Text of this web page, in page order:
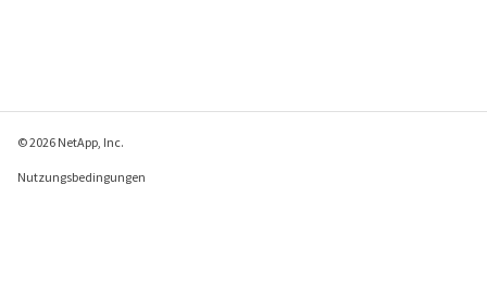
© 2026 NetApp, Inc.
Nutzungsbedingungen